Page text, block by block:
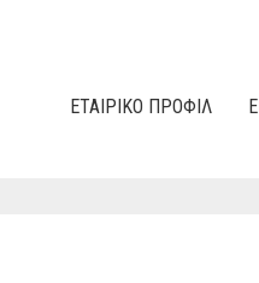
ΕΤΑΙΡΙΚΌ ΠΡΟΦΊΛ